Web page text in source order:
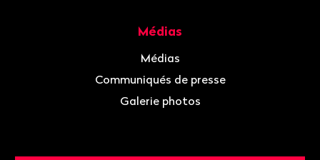
Médias
Médias
Communiqués de presse
Galerie photos